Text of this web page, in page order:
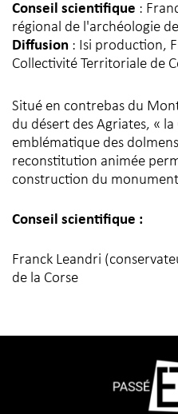
Conseil scientifique :
régional de l'archéologie
Diffusion : Isi production,
Collectivité Territoriale de
Situé en contrebas du
du désert des Agriates, « la
emblématique des
reconstitution animée
construction du
Conseil scientifique :
Franck Leandri
de la Corse